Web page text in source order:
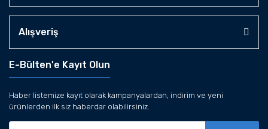
Alışveriş
E-Bülten'e Kayıt Olun
Haber listemize kayıt olarak kampanyalardan, indirim ve yeni
ürünlerden ilk siz haberdar olabilirsiniz.